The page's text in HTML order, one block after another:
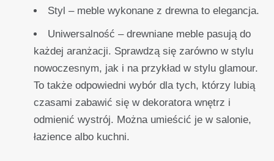
Styl – meble wykonane z drewna to elegancja.
Uniwersalność – drewniane meble pasują do
każdej aranżacji. Sprawdzą się zarówno w stylu
nowoczesnym, jak i na przykład w stylu glamour.
To także odpowiedni wybór dla tych, którzy lubią
czasami zabawić się w dekoratora wnętrz i
odmienić wystrój. Można umieścić je w salonie,
łazience albo kuchni.